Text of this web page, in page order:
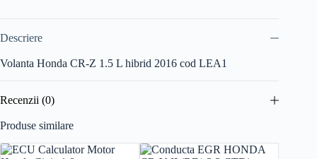
Descriere
Volanta Honda CR-Z 1.5 L hibrid 2016 cod LEA1
Recenzii (0)
Produse similare